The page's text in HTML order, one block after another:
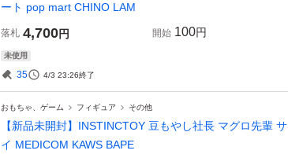
ート pop mart CHINO LAM
落札 4,700円 開始 100円
未使用
35 4/3 23:26終了
おもちゃ、ゲーム フィギュア その他
【新品未開封】INSTINCTOY 豆もやし社長 マグロ先輩
イ MEDICOM KAWS BAPE